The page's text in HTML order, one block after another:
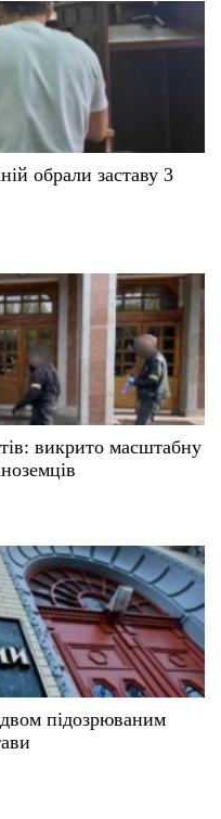
обрали заставу 3
викрито масштабну
підозрюваним